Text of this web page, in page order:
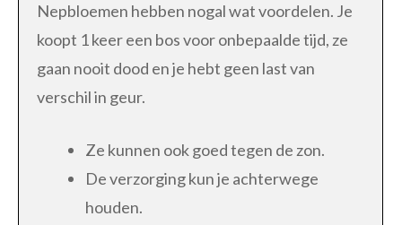
Nepbloemen hebben nogal wat voordelen. Je
koopt 1 keer een bos voor onbepaalde tijd, ze
gaan nooit dood en je hebt geen last van
verschil in geur.
Ze kunnen ook goed tegen de zon.
De verzorging kun je achterwege
houden.